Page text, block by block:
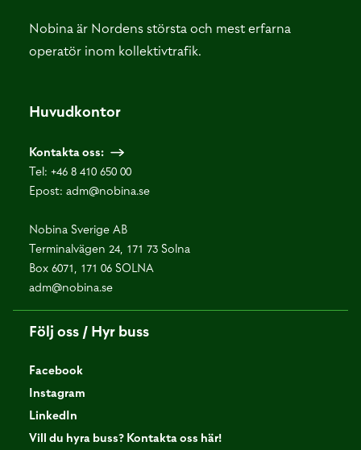
Nobina är Nordens största och mest erfarna
operatör inom kollektivtrafik.
Huvudkontor
Kontakta oss:
Tel: +46 8 410 650 00
Epost: adm@nobina.se
Nobina Sverige AB
Terminalvägen 24, 171 73 Solna
Box 6071, 171 06 SOLNA
adm@nobina.se
Följ oss / Hyr buss
Facebook
Instagram
LinkedIn
Vill du hyra buss? Kontakta oss här!